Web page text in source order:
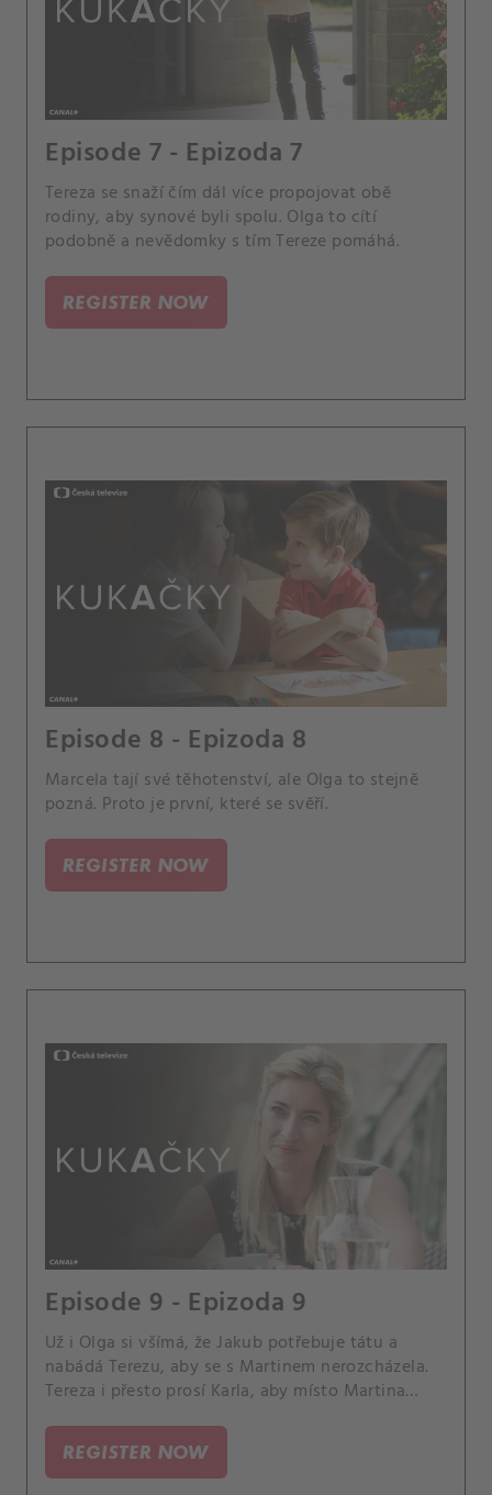
Episode 7 - Epizoda 7
Tereza se snaží čím dál více propojovat obě
rodiny, aby synové byli spolu. Olga to cítí
podobně a nevědomky s tím Tereze pomáhá.
REGISTER NOW
Episode 8 - Epizoda 8
Marcela tají své těhotenství, ale Olga to stejně
pozná. Proto je první, které se svěří.
REGISTER NOW
Episode 9 - Epizoda 9
Už i Olga si všímá, že Jakub potřebuje tátu a
nabádá Terezu, aby se s Martinem nerozcházela.
Tereza i přesto prosí Karla, aby místo Martina
REGISTER NOW